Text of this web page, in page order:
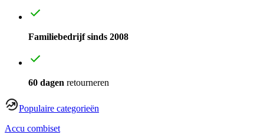
Familiebedrijf sinds 2008
60 dagen retourneren
Populaire categorieën
Accu combiset